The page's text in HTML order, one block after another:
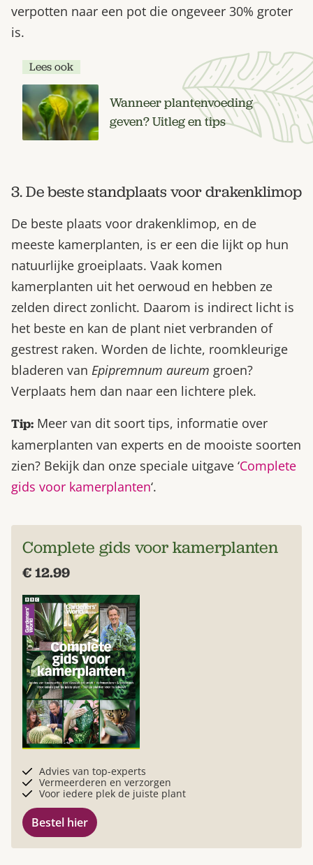
verpotten naar een pot die ongeveer 30% groter
is.
Lees ook
Wanneer plantenvoeding
geven? Uitleg en tips
3. De beste standplaats voor drakenklimop
De beste plaats voor drakenklimop, en de
meeste kamerplanten, is er een die lijkt op hun
natuurlijke groeiplaats. Vaak komen
kamerplanten uit het oerwoud en hebben ze
zelden direct zonlicht. Daarom is indirect licht is
het beste en kan de plant niet verbranden of
gestrest raken. Worden de lichte, roomkleurige
bladeren van Epipremnum aureum groen?
Verplaats hem dan naar een lichtere plek.
Tip: Meer van dit soort tips, informatie over
kamerplanten van experts en de mooiste soorten
zien? Bekijk dan onze speciale uitgave ‘Complete
gids voor kamerplanten‘.
Complete gids voor kamerplanten
€ 12.99
Advies van top-experts
Vermeerderen en verzorgen
Voor iedere plek de juiste plant
Bestel hier